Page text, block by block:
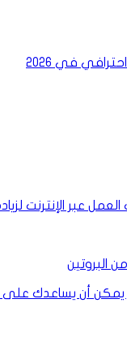
في 2026
يمكن أن يساعدك على